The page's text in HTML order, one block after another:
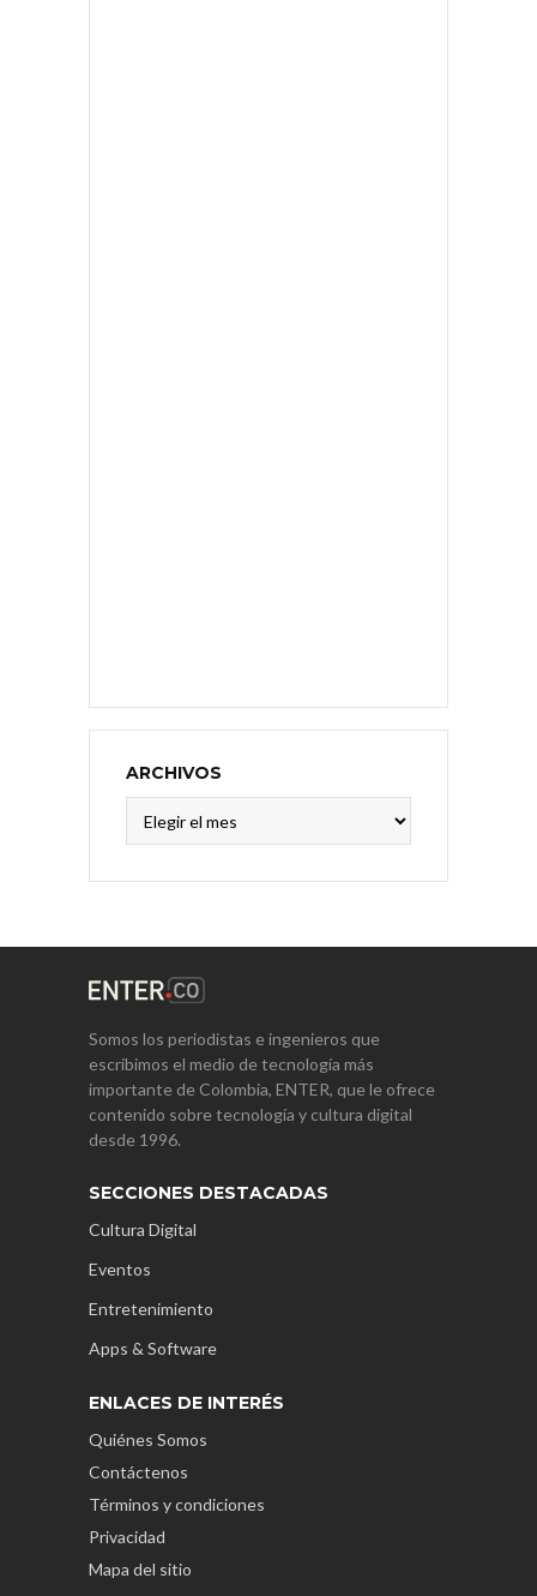
ARCHIVOS
Somos los periodistas e ingenieros que
escribimos el medio de tecnología más
importante de Colombia, ENTER, que le ofrece
contenido sobre tecnología y cultura digital
desde 1996.
SECCIONES DESTACADAS
Cultura Digital
Eventos
Entretenimiento
Apps & Software
ENLACES DE INTERÉS
Quiénes Somos
Contáctenos
Términos y condiciones
Privacidad
Mapa del sitio